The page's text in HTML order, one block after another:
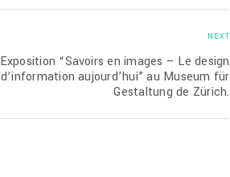
NEXT
Exposition “Savoirs en images – Le design
d’information aujourd’hui” au Museum für
Gestaltung de Zürich.